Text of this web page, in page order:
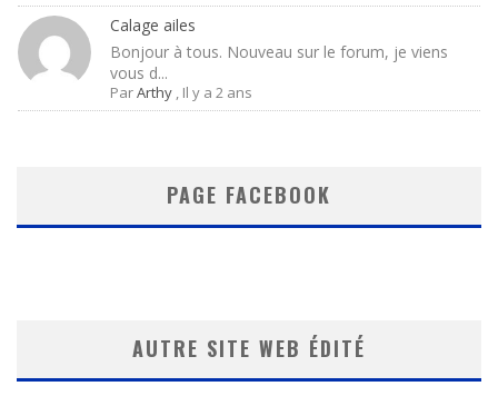
Calage ailes
Bonjour à tous. Nouveau sur le forum, je viens
vous d...
ParArthy , Il y a 2 ans
PAGE FACEBOOK
AUTRE SITE WEB ÉDITÉ